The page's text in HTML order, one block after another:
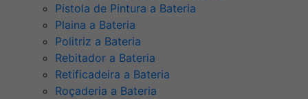
Pistola de Pintura a Bateria
Plaina a Bateria
Politriz a Bateria
Rebitador a Bateria
Retificadeira a Bateria
Roçaderia a Bateria